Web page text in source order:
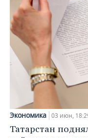
Экономика 03 июн,
Татарстан